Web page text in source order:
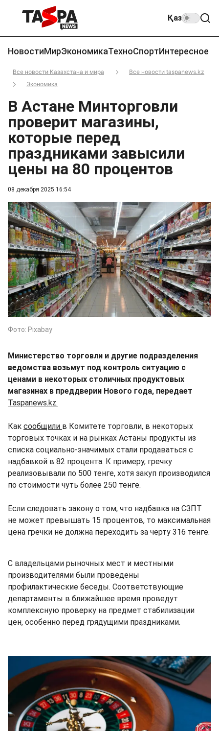
Қаз
НовостиМирЭкономикаТехноСпортИнтересное
Все новости Казахстана и мира
Все новости taspanews.kz
Экономика
08 декабря 2025 16:54
В Астане Минторговли
проверит магазины,
которые перед
праздниками завысили
цены на 80 процентов
Фото: Pixabay
Министерство торговли и другие подразделения
ведомства возьмут под контроль ситуацию с
ценами в некоторых столичных продуктовых
магазинах в преддверии Нового года, передает
Taspanews.kz.
Как сообщили в Комитете торговли, в некоторых
торговых точках и на рынках Астаны продукты из
списка социально-значимых стали продаваться с
надбавкой в 82 процента. К примеру, гречку
реализовывали по 500 тенге, хотя закуп производился
по стоимости чуть более 250 тенге.
Если следовать закону о том, что надбавка на СЗПТ
не может превышать 15 процентов, то максимальная
цена гречки не должна переходить за черту 316 тенге.
С владельцами рыночных мест и местными
производителями были проведены
профилактические беседы. Соответствующие
департаменты в ближайшее время проведут
комплексную проверку на предмет стабилизации
цен, особенно перед грядущими праздниками.